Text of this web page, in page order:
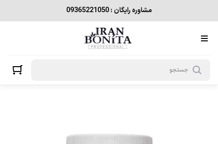
مشاوره رایگان : 09365221050